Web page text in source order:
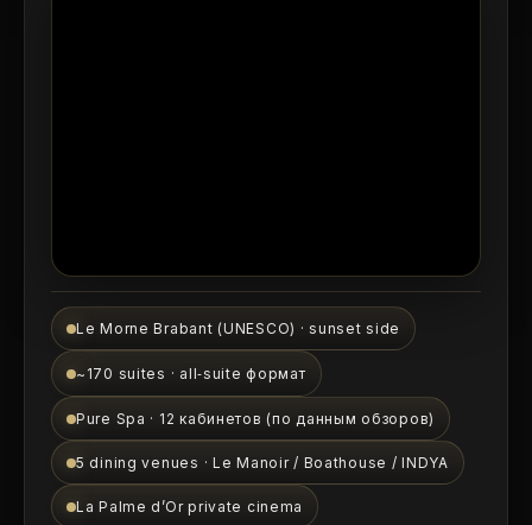
Le Morne Brabant (UNESCO) · sunset side
~170 suites · all‑suite формат
Pure Spa · 12 кабинетов (по данным обзоров)
5 dining venues · Le Manoir / Boathouse / INDYA
La Palme d’Or private cinema